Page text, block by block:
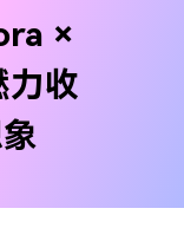
×
力收